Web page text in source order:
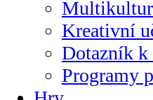
Kreativní
Dotazník
Programy